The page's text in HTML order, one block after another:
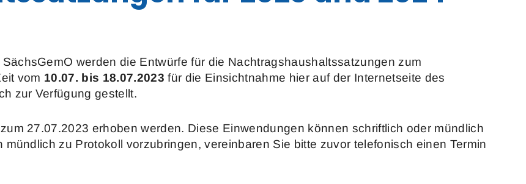
werden die Entwürfe für die Nachtragshaushaltssatzungen zum
vom 10.07. bis 18.07.2023 für die Einsichtnahme hier auf der Internetseite des
zur Verfügung gestellt.
27.07.2023 erhoben werden. Diese Einwendungen können schriftlich oder mündlich
zu Protokoll vorzubringen, vereinbaren Sie bitte zuvor telefonisch einen Termin